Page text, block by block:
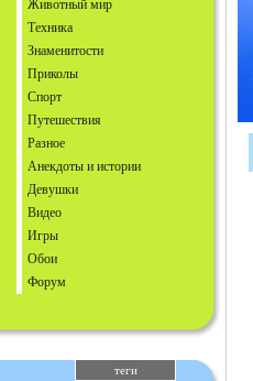
Животный мир
Техника
Знаменитости
Приколы
Спорт
Путешествия
Разное
Анекдоты и истории
Девушки
Видео
Игры
Обои
Форум
теги